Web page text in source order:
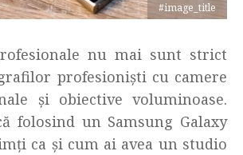
#image_title
nu mai sunt strict
profesioniști cu camere
și obiective voluminoase.
folosind un Samsung Galaxy
ca și cum ai avea un studio